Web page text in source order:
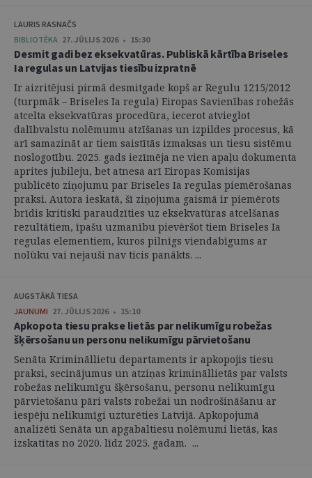
LAURIS RASNAČS
BIBLIOTĒKA 27. JŪLIJS 2026 • 15:30
Desmit gadi bez eksekvatūras. Publiskā kārtība Briseles
Ia regulas un Latvijas tiesību izpratnē
Ir aizritējusi pirmā desmitgade kopš ar Regulu 1215/2012
(turpmāk – Briseles Ia regula) Eiropas Savienības robežās
atcelta eksekvatūras procedūra, iecerot atvieglot
dalībvalstu nolēmumu atzīšanas un izpildes procesus, kā
arī samazināt ar tiem saistītās izmaksas un tiesu sistēmu
noslogotību. 2025. gads iezīmēja ne vien apaļu dokumenta
aprites jubileju, bet atnesa arī Eiropas Komisijas
publicēto ziņojumu par Briseles Ia regulas piemērošanas
praksi. Autora ieskatā, šī ziņojuma gaismā ir piemērots
brīdis kritiski paraudzīties uz eksekvatūras atcelšanas
rezultātiem, īpašu uzmanību pievēršot tiem Briseles Ia
regulas elementiem, kuros pilnīgs viendabīgums ar
nolūku vai nejauši nav ticis panākts. ...
AUGSTĀKĀ TIESA
JAUNUMI 27. JŪLIJS 2026 • 15:10
Apkopota tiesu prakse lietās par nelikumīgu robežas
šķērsošanu un personu nelikumīgu pārvietošanu
Senāta Krimināllietu departaments ir apkopojis tiesu
praksi, secinājumus un atziņas krimināllietās par valsts
robežas nelikumīgu šķērsošanu, personu nelikumīgu
pārvietošanu pāri valsts robežai un nodrošināšanu ar
iespēju nelikumīgi uzturēties Latvijā. Apkopojumā
analizēti Senāta un apgabaltiesu nolēmumi lietās, kas
izskatītas no 2020. līdz 2025. gadam. ...